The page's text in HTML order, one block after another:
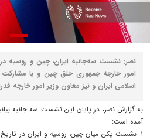
نصر: نشست سه‌جانبه ایران، چین و روسیه
امور خارجه‌ جمهوری خلق چین و با مشارکت
اسلامی ایران و نیز معاون وزیر امور خارجه‌
به گزارش نصر، در پایان این نشست سه جانبه
آمده است: